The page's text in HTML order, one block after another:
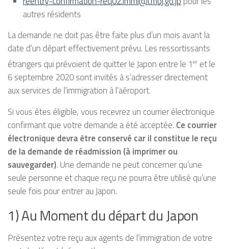
autres résidents
La demande ne doit pas être faite plus d’un mois avant la
date d’un départ effectivement prévu. Les ressortissants
étrangers qui prévoient de quitter le Japon entre le 1er et le
6 septembre 2020 sont invités à s’adresser directement
aux services de l’immigration à l’aéroport.
Si vous êtes éligible, vous recevrez un courrier électronique
confirmant que votre demande a été acceptée. Ce courrier
électronique devra être conservé car il constitue le reçu
de la demande de réadmission (à imprimer ou
sauvegarder). Une demande ne peut concerner qu’une
seule personne et chaque reçu ne pourra être utilisé qu’une
seule fois pour entrer au Japon.
1) Au Moment du départ du Japon
Présentez votre reçu aux agents de l’immigration de votre